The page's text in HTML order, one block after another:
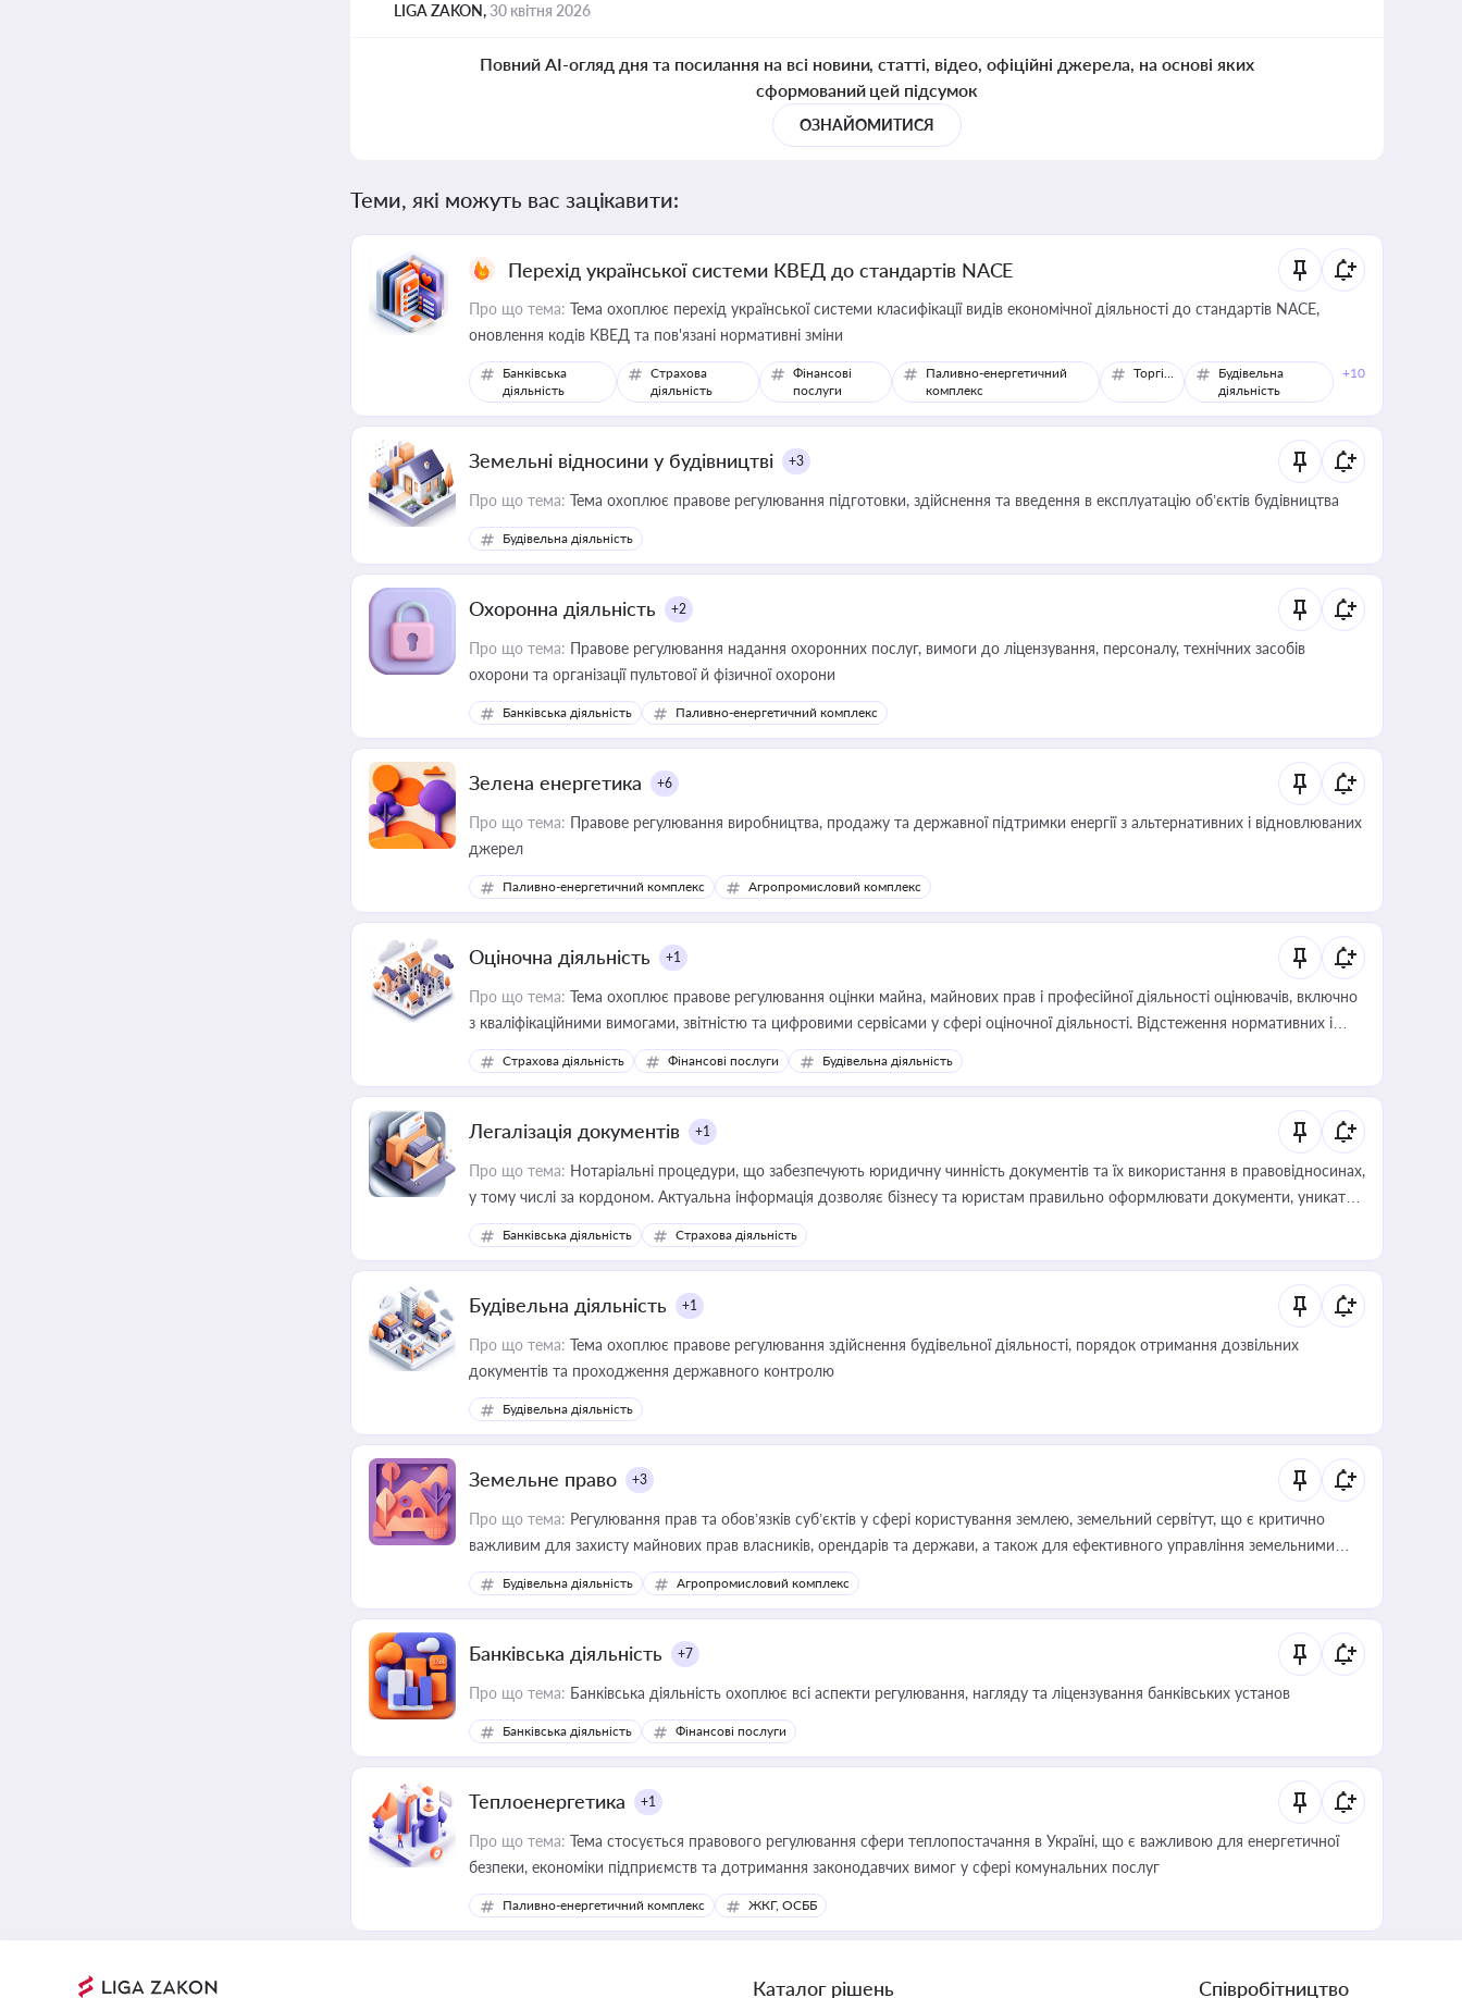
LIGA ZAKON,30 квітня 2026
Повний AI-огляд дня та посилання на всі новини, статті, відео, офіційні джерела, на основі яких
сформований цей підсумок
ОЗНАЙОМИТИСЯ
Теми, які можуть вас зацікавити:
Перехід української системи КВЕД до стандартів NACE
Про що тема: Тема охоплює перехід української системи класифікації видів економічної діяльності до стандартів NACE,
оновлення кодів КВЕД та пов'язані нормативні зміни
Банківська
діяльність
Страхова
діяльність
Фінансові
послуги
Паливно-енергетичний
комплекс
Торгівля
Будівельна
діяльність
+10
Земельні відносини у будівництві +3
Про що тема: Тема охоплює правове регулювання підготовки, здійснення та введення в експлуатацію об’єктів будівництва
Будівельна діяльність
Охоронна діяльність +2
Про що тема: Правове регулювання надання охоронних послуг, вимоги до ліцензування, персоналу, технічних засобів
охорони та організації пультової й фізичної охорони
Банківська діяльність Паливно-енергетичний комплекс
Зелена енергетика +6
Про що тема: Правове регулювання виробництва, продажу та державної підтримки енергії з альтернативних і відновлюваних
джерел
Паливно-енергетичний комплекс Агропромисловий комплекс
Оціночна діяльність +1
Про що тема: Тема охоплює правове регулювання оцінки майна, майнових прав і професійної діяльності оцінювачів, включно
з кваліфікаційними вимогами, звітністю та цифровими сервісами у сфері оціночної діяльності. Відстеження нормативних і
медійних змін у цій сфері корисне для власника бізнесу, керівника, юриста або бухгалтера під час оподаткування,
приватизації, оренди державного майна, корпоративних угод і перевірки статусу суб'єктів оціночної діяльності
Страхова діяльність Фінансові послуги Будівельна діяльність
Легалізація документів +1
Про що тема: Нотаріальні процедури, що забезпечують юридичну чинність документів та їх використання в правовідносинах,
у тому числі за кордоном. Актуальна інформація дозволяє бізнесу та юристам правильно оформлювати документи, уникати
ризиків недійсності та забезпечувати їх належне прийняття органами влади та контрагентами
Банківська діяльність Страхова діяльність
Будівельна діяльність +1
Про що тема: Тема охоплює правове регулювання здійснення будівельної діяльності, порядок отримання дозвільних
документів та проходження державного контролю
Будівельна діяльність
Земельне право +3
Про що тема: Регулювання прав та обов’язків суб’єктів у сфері користування землею, земельний сервітут, що є критично
важливим для захисту майнових прав власників, орендарів та держави, а також для ефективного управління земельними
ресурсами
Будівельна діяльність Агропромисловий комплекс
Банківська діяльність +7
Про що тема: Банківська діяльність охоплює всі аспекти регулювання, нагляду та ліцензування банківських установ
Банківська діяльність Фінансові послуги
Теплоенергетика +1
Про що тема: Тема стосується правового регулювання сфери теплопостачання в Україні, що є важливою для енергетичної
безпеки, економіки підприємств та дотримання законодавчих вимог у сфері комунальних послуг
Паливно-енергетичний комплекс ЖКГ, ОСББ
Каталог рішень Співробітництво